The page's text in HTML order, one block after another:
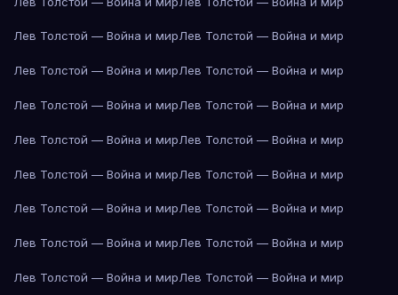
Лев Толстой — Война и мирЛев Толстой — Война и мир
Лев Толстой — Война и мирЛев Толстой — Война и мир
Лев Толстой — Война и мирЛев Толстой — Война и мир
Лев Толстой — Война и мирЛев Толстой — Война и мир
Лев Толстой — Война и мирЛев Толстой — Война и мир
Лев Толстой — Война и мирЛев Толстой — Война и мир
Лев Толстой — Война и мирЛев Толстой — Война и мир
Лев Толстой — Война и мирЛев Толстой — Война и мир